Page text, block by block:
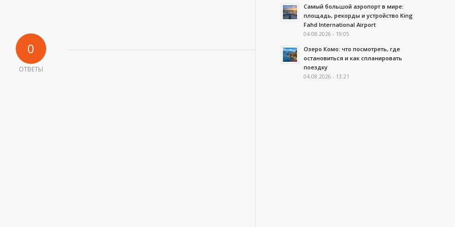
0
ОТВЕТЫ
Самый большой аэропорт в мире:
площадь, рекорды и устройство King
Fahd International Airport
04.08.2026 - 19:05
Озеро Комо: что посмотреть, где
остановиться и как спланировать
поездку
04.08.2026 - 13:21